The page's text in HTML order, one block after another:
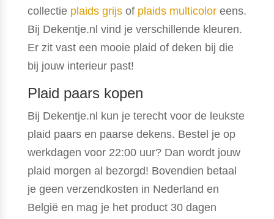
collectie plaids grijsof plaids multicoloreens.
Bij Dekentje.nl vind je verschillende kleuren.
Er zit vast een mooie plaid of deken bij die
bij jouw interieur past!
Plaid paars kopen
Bij Dekentje.nl kun je terecht voor de leukste
plaid paars en paarse dekens. Bestel je op
werkdagen voor 22:00 uur? Dan wordt jouw
plaid morgen al bezorgd! Bovendien betaal
je geen verzendkosten in Nederland en
België en mag je het product 30 dagen